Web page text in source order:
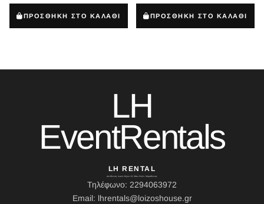
ΠΡΟΣΘΗΚΗ ΣΤΟ ΚΑΛΑΘΙ ΠΡΟΣΘΗΚΗ ΣΤΟ ΚΑΛΑΘΙ
LH
EventRentals
LH RENTAL
Διεύθυνση: Ιερού Λόχου 10, Κάτω Σούλι, Μαραθώνας
Τηλέφωνο: 2294063972
Email: lhrentals@loizoshouse.gr